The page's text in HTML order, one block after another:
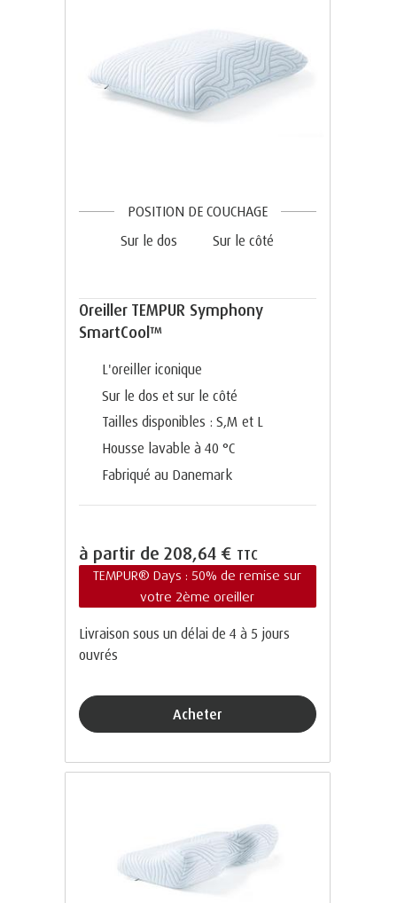
POSITION DE COUCHAGE
Sur le dos
Sur le côté
Oreiller TEMPUR Symphony
SmartCool™
L'oreiller iconique
Sur le dos et sur le côté
Tailles disponibles : S,M et L
Housse lavable à 40 °C
Fabriqué au Danemark
à partir de 208,64 € TTC
TEMPUR® Days : 50% de remise sur
votre 2ème oreiller
Livraison sous un délai de 4 à 5 jours
ouvrés
Acheter